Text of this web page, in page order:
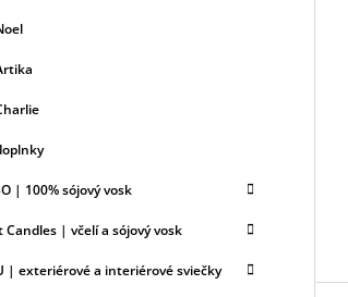
| 100% sójový vosk
Candles | včelí a sójový vosk
| exteriérové a interiérové sviečky